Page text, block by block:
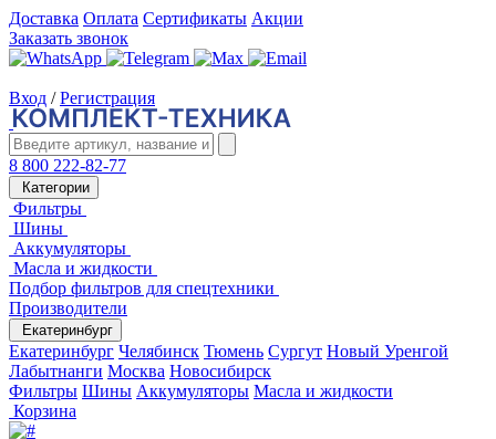
Доставка Оплата Сертификаты Акции
Заказать звонок
Вход / Регистрация
8 800 222-82-77
Категории
Фильтры
Шины
Аккумуляторы
Масла и жидкости
Подбор фильтров для спецтехники
Производители
Екатеринбург
Екатеринбург Челябинск Тюмень Сургут Новый Уренгой
Лабытнанги Москва Новосибирск
Фильтры Шины Аккумуляторы Масла и жидкости
Корзина